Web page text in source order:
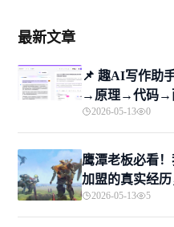
最新文章
📌 趣AI写作助
→原理→代码→
2026-05-13 0
鹰潭老板必看
加盟的真实经
2026-05-13 5